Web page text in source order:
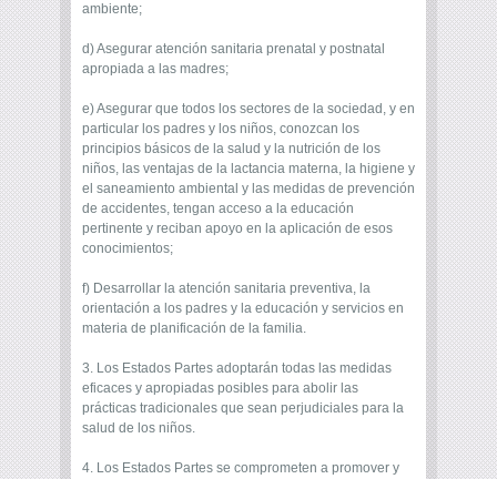
ambiente;
d) Asegurar atención sanitaria prenatal y postnatal
apropiada a las madres;
e) Asegurar que todos los sectores de la sociedad, y en
particular los padres y los niños, conozcan los
principios básicos de la salud y la nutrición de los
niños, las ventajas de la lactancia materna, la higiene y
el saneamiento ambiental y las medidas de prevención
de accidentes, tengan acceso a la educación
pertinente y reciban apoyo en la aplicación de esos
conocimientos;
f) Desarrollar la atención sanitaria preventiva, la
orientación a los padres y la educación y servicios en
materia de planificación de la familia.
3. Los Estados Partes adoptarán todas las medidas
eficaces y apropiadas posibles para abolir las
prácticas tradicionales que sean perjudiciales para la
salud de los niños.
4. Los Estados Partes se comprometen a promover y